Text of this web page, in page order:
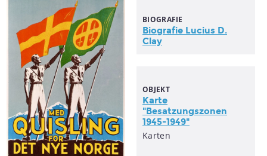
BIOGRAFIE
Biografie Lucius D.
Clay
OBJEKT
Karte
"Besatzungszonen
1945-1949"
Karten